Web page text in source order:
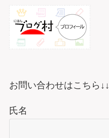
お問い合わせはこちら↓↓
氏名